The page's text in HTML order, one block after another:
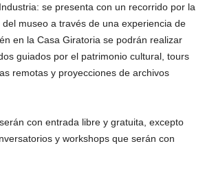
se presenta con un recorrido por la
museo a través de una experiencia de
en la Casa Giratoria se podrán realizar
guiados por el patrimonio cultural, tours
remotas y proyecciones de archivos
con entrada libre y gratuita, excepto
y workshops que serán con